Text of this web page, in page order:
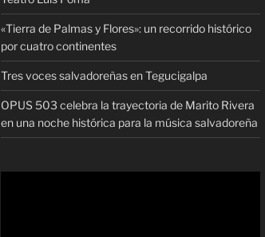
«Tierra de Palmas y Flores»: un recorrido histórico
por cuatro continentes
Tres voces salvadoreñas en Tegucigalpa
OPUS 503 celebra la trayectoria de Marito Rivera
en una noche histórica para la música salvadoreña